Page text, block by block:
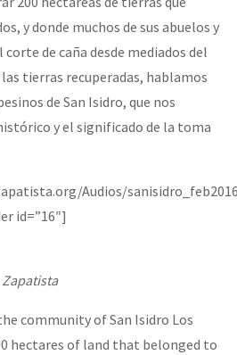
y donde muchos de sus abuelos y
de caña desde mediados del
tierras recuperadas, hablamos
de San Isidro, que nos
y el significado de la toma
Audios/
id=”16″]
Zapatista
community of San Isidro Los
hectares of land that belonged to